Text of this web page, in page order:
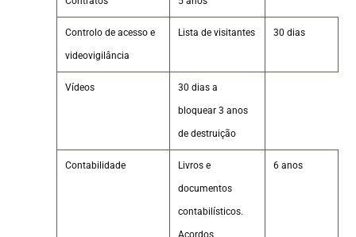
Controlo de acesso e
videovigilância
Lista de visitantes 30 dias
Vídeos 30 dias a
bloquear 3 anos
de destruição
Contabilidade Livros e
documentos
contabilísticos.
Acordos
6 anos